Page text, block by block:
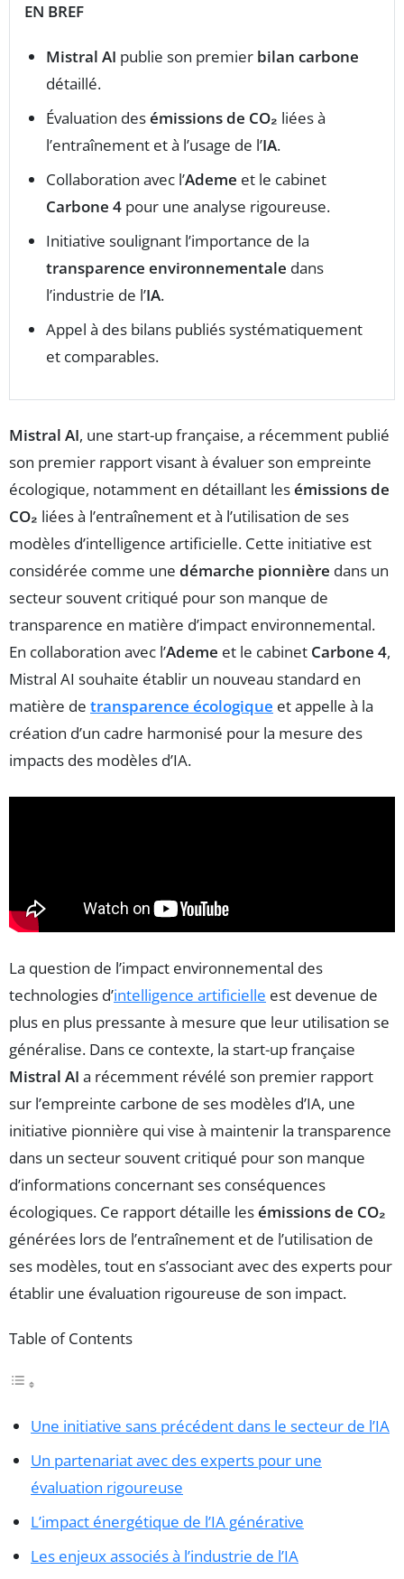
EN BREF
Mistral AI publie son premier bilan carbone
détaillé.
Évaluation desémissions de CO₂ liées à
l’entraînement et à l’usage de l’IA.
Collaboration avec l’Ademe et le cabinet
Carbone 4 pour une analyse rigoureuse.
Initiative soulignant l’importance de la
transparence environnementale dans
l’industrie de l’IA.
Appel à des bilans publiés systématiquement
et comparables.
Mistral AI, une start-up française, a récemment publié
son premier rapport visant à évaluer son empreinte
écologique, notamment en détaillant lesémissions de
CO₂ liées à l’entraînement et à l’utilisation de ses
modèles d’intelligence artificielle. Cette initiative est
considérée comme une démarche pionnière dans un
secteur souvent critiqué pour son manque de
transparence en matière d’impact environnemental.
En collaboration avec l’Ademe et le cabinet Carbone 4,
Mistral AI souhaite établir un nouveau standard en
matière de transparence écologique et appelle à la
création d’un cadre harmonisé pour la mesure des
impacts des modèles d’IA.
La question de l’impact environnemental des
technologies d’intelligence artificielle est devenue de
plus en plus pressante à mesure que leur utilisation se
généralise. Dans ce contexte, la start-up française
Mistral AI a récemment révélé son premier rapport
sur l’empreinte carbone de ses modèles d’IA, une
initiative pionnière qui vise à maintenir la transparence
dans un secteur souvent critiqué pour son manque
d’informations concernant ses conséquences
écologiques. Ce rapport détaille lesémissions de CO₂
générées lors de l’entraînement et de l’utilisation de
ses modèles, tout en s’associant avec des experts pour
établir une évaluation rigoureuse de son impact.
Table of Contents
Une initiative sans précédent dans le secteur de l’IA
Un partenariat avec des experts pour une
évaluation rigoureuse
L’impact énergétique de l’IA générative
Les enjeux associés à l’industrie de l’IA